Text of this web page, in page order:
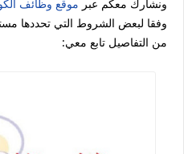
ونشارك معكم عبر موقع وظائف
وفقا لبعض الشروط التي تحددها
من التفاصيل تابع معي: